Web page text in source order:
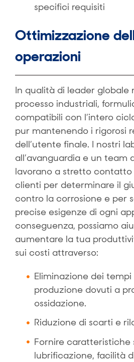
specifici requisiti
Ottimizzazione
operazioni
In qualità di leader globale
processo industriali,
compatibili con l’intero
pur mantenendo i rigorosi
dell’utente finale. I nostri
all’avanguardia e un team
lavorano a stretto contatto
clienti per determinare il
contro la corrosione e per
precise esigenze di ogni
conseguenza, possiamo
aumentare la tua
sui costi attraverso:
Eliminazione dei
produzione dovuti a
ossidazione.
Riduzione di scarti e
Fornire
lubrificazione, facilità